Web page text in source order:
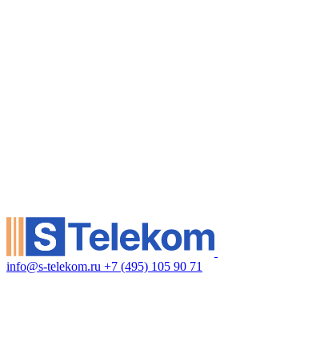
info@s-telekom.ru +7 (495) 105 90 71